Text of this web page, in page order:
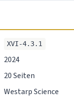
XVI-4.3.1
2024
20 Seiten
Westarp Science